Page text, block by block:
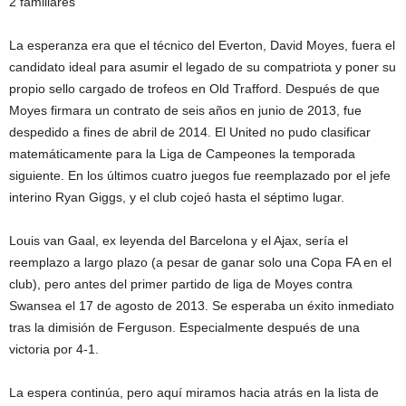
La esperanza era que el técnico del Everton, David Moyes, fuera el
candidato ideal para asumir el legado de su compatriota y poner su
propio sello cargado de trofeos en Old Trafford. Después de que
Moyes firmara un contrato de seis años en junio de 2013, fue
despedido a fines de abril de 2014. El United no pudo clasificar
matemáticamente para la Liga de Campeones la temporada
siguiente. En los últimos cuatro juegos fue reemplazado por el jefe
interino Ryan Giggs, y el club cojeó hasta el séptimo lugar.
Louis van Gaal, ex leyenda del Barcelona y el Ajax, sería el
reemplazo a largo plazo (a pesar de ganar solo una Copa FA en el
club), pero antes del primer partido de liga de Moyes contra
Swansea el 17 de agosto de 2013. Se esperaba un éxito inmediato
tras la dimisión de Ferguson. Especialmente después de una
victoria por 4-1.
La espera continúa, pero aquí miramos hacia atrás en la lista de